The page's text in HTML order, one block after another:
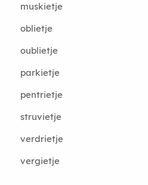
muskietje
oblietje
oublietje
parkietje
pentrietje
struvietje
verdrietje
vergietje